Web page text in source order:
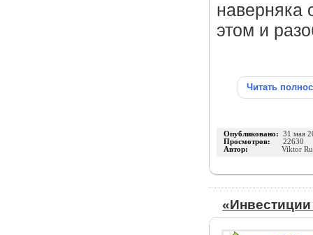
наверняка
этом и
Читать
Опубликовано: 31 мая
Просмотров: 22630
Автор: Viktor